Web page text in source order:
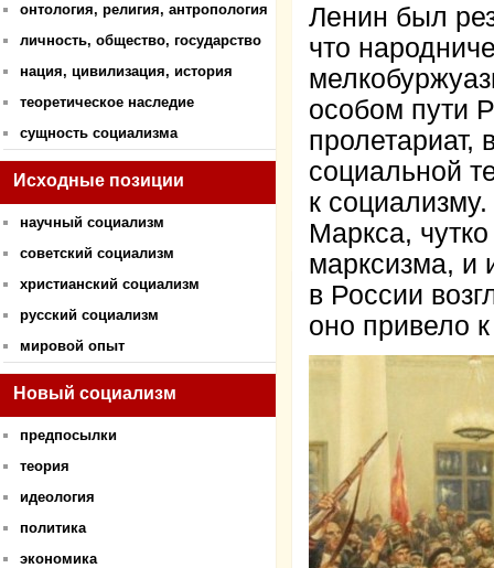
онтология, религия, антропология
личность, общество, государство
нация, цивилизация, история
теоретическое наследие
сущность социализма
Исходные позиции
научный социализм
советский социализм
христианский социализм
русский социализм
мировой опыт
Новый социализм
предпосылки
теория
идеология
политика
экономика
Ленин был
что
особом пути
пролетариат,
социальной
к
Маркса,
марксизма, и
в России
оно привело